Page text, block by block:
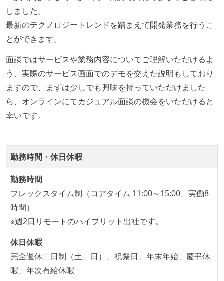
ほとんどの機能に受け入れテストを記述、実施してい
る
機能の実装と同時にテストコードを記述している
る
アジャイル実践状況
1ヶ月以下の短い期間でのイテレーション開発を実践
している
に準じるチーム内の打ち合わせを行っている
継続的なデプロイ（デリバリー）を行っている
ワークフローの整備
全てのコードをバージョン管理ツールで管理している
各メンバーが実装したコードのマージは Pull Request
自動（＝システム化され、1コマンドで実行できる）
ビルド、自動デプロイ環境が整備されている
コードによるインフラ構成管理（Infrastructure as
しました。
最新のテクノロジートレンドを踏まえて開発業務を行うこ
とができます。
面談ではサービスや業務内容についてご理解いただけるよ
う、実際のサービス画面でのデモを交えた説明もしており
ますので、まずは少しでも興味を持っていただけました
ら、オンラインにてカジュアル面談の機会をいただけると
幸いです。
勤務時間・休日休暇
勤務時間
フレックスタイム制（コアタイム 11:00～15:00、実働8
時間）
※週2日リモートのハイブリット出社です。
休日休暇
完全週休二日制（土、日）、祝祭日、年末年始、慶弔休
暇、年次有給休暇